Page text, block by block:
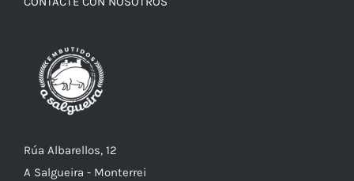
Rúa Albarellos, 12
A Salgueira - Monterrei